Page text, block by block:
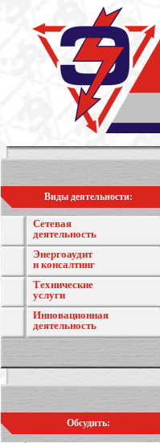
Виды деятельности:
Сетевая
деятельность
Энергоаудит
и консалтинг
Технические
услуги
Инновационная
деятельность
Обсудить: